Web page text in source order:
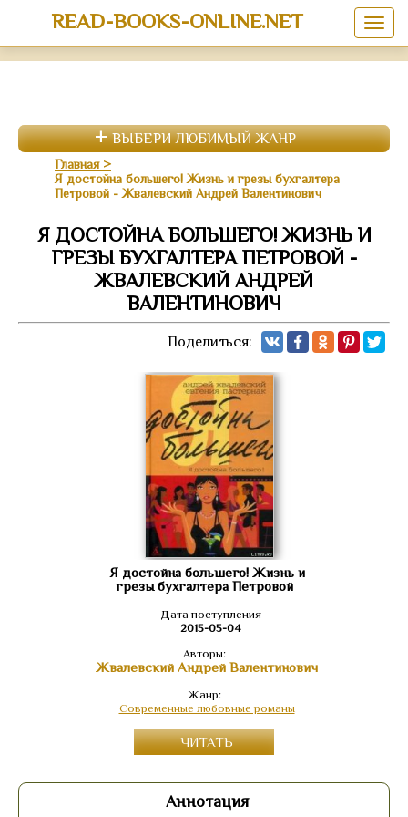
READ-BOOKS-ONLINE.NET
ВЫБЕРИ ЛЮБИМЫЙ ЖАНР
Главная
Я достойна большего! Жизнь и грезы бухгалтера
Петровой - Жвалевский Андрей Валентинович
Я ДОСТОЙНА БОЛЬШЕГО! ЖИЗНЬ И
ГРЕЗЫ БУХГАЛТЕРА ПЕТРОВОЙ -
ЖВАЛЕВСКИЙ АНДРЕЙ
ВАЛЕНТИНОВИЧ
Поделиться:
Я достойна большего! Жизнь и
грезы бухгалтера Петровой
Дата поступления
2015-05-04
Авторы:
Жвалевский Андрей Валентинович
Жанр:
Современные любовные романы
ЧИТАТЬ
Аннотация